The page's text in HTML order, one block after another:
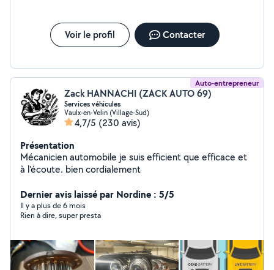
Voir le profil Contacter
Auto-entrepreneur
Zack HANNACHI (ZACK AUTO 69)
Services véhicules
Vaulx-en-Velin (Village-Sud)
4,7/5 (230 avis)
Présentation
Mécanicien automobile je suis efficient que efficace et
à l'écoute. bien cordialement
Dernier avis laissé par Nordine : 5/5
Il y a plus de 6 mois
Rien à dire, super presta